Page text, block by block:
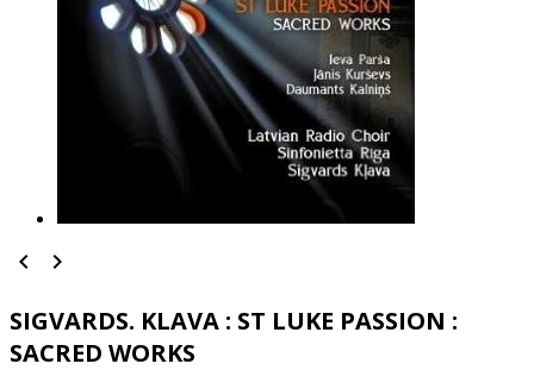
 
SIGVARDS. KLAVA : ST LUKE PASSION :
SACRED WORKS